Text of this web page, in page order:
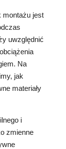
montażu jest
uwzględnić
Na
jak
materiały
i
zmienne